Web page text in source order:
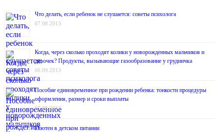
Что делать, если ребенок не слушается: советы психолога
07.08.2013
Когда, через сколько проходят колики у новорожденных мальчиков и
девочек? Продукты, вызывающие газообразование у грудничка
06.09.2013
Пособие единовременное при рождении ребенка: тонкости процедуры
оформления, размер и сроки выплаты
07.09.2013
Глютен в детском питании